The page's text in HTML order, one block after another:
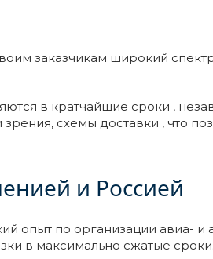
заказчикам широкий
в кратчайшие сроки ,
схемы доставки , что
и Россией
опыт по организации авиа-
в максимально сжатые сроки.